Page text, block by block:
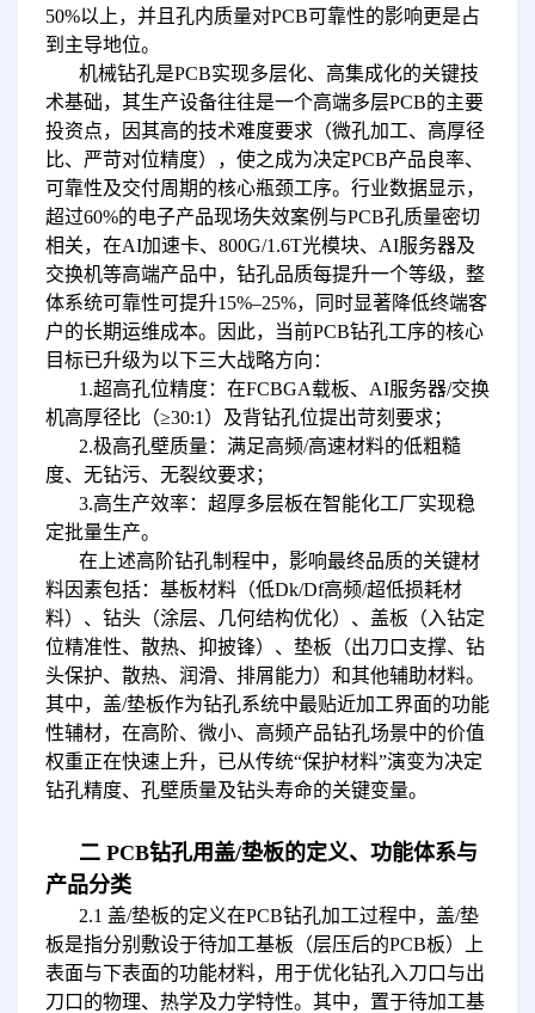
50%以上，并且孔内质量对PCB可靠性的影响更是占
到主导地位。
机械钻孔是PCB实现多层化、高集成化的关键技
术基础，其生产设备往往是一个高端多层PCB的主要
投资点，因其高的技术难度要求（微孔加工、高厚径
比、严苛对位精度），使之成为决定PCB产品良率、
可靠性及交付周期的核心瓶颈工序。行业数据显示，
超过60%的电子产品现场失效案例与PCB孔质量密切
相关，在AI加速卡、800G/1.6T光模块、AI服务器及
交换机等高端产品中，钻孔品质每提升一个等级，整
体系统可靠性可提升15%–25%，同时显著降低终端客
户的长期运维成本。因此，当前PCB钻孔工序的核心
目标已升级为以下三大战略方向：
1.超高孔位精度：在FCBGA载板、AI服务器/交换
机高厚径比（≥30:1）及背钻孔位提出苛刻要求；
2.极高孔壁质量：满足高频/高速材料的低粗糙
度、无钻污、无裂纹要求；
3.高生产效率：超厚多层板在智能化工厂实现稳
定批量生产。
在上述高阶钻孔制程中，影响最终品质的关键材
料因素包括：基板材料（低Dk/Df高频/超低损耗材
料）、钻头（涂层、几何结构优化）、盖板（入钻定
位精准性、散热、抑披锋）、垫板（出刀口支撑、钻
头保护、散热、润滑、排屑能力）和其他辅助材料。
其中，盖/垫板作为钻孔系统中最贴近加工界面的功能
性辅材，在高阶、微小、高频产品钻孔场景中的价值
权重正在快速上升，已从传统“保护材料”演变为决定
钻孔精度、孔壁质量及钻头寿命的关键变量。
二 PCB钻孔用盖/垫板的定义、功能体系与
产品分类
2.1 盖/垫板的定义在PCB钻孔加工过程中，盖/垫
板是指分别敷设于待加工基板（层压后的PCB板）上
表面与下表面的功能材料，用于优化钻孔入刀口与出
刀口的物理、热学及力学特性。其中，置于待加工基